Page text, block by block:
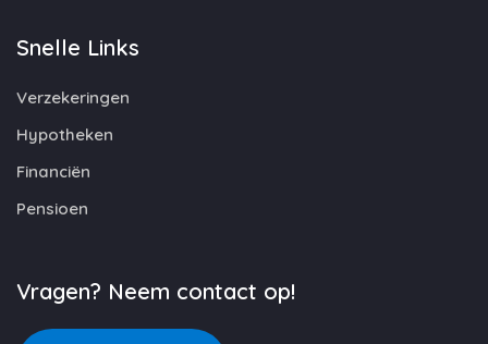
Snelle Links
Verzekeringen
Hypotheken
Financiën
Pensioen
Vragen? Neem contact op!